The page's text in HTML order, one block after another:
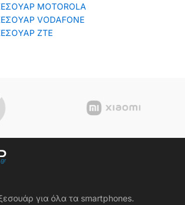
MOTOROLA
VODAFONE
ΖΤΕ
για όλα τα smartphones.